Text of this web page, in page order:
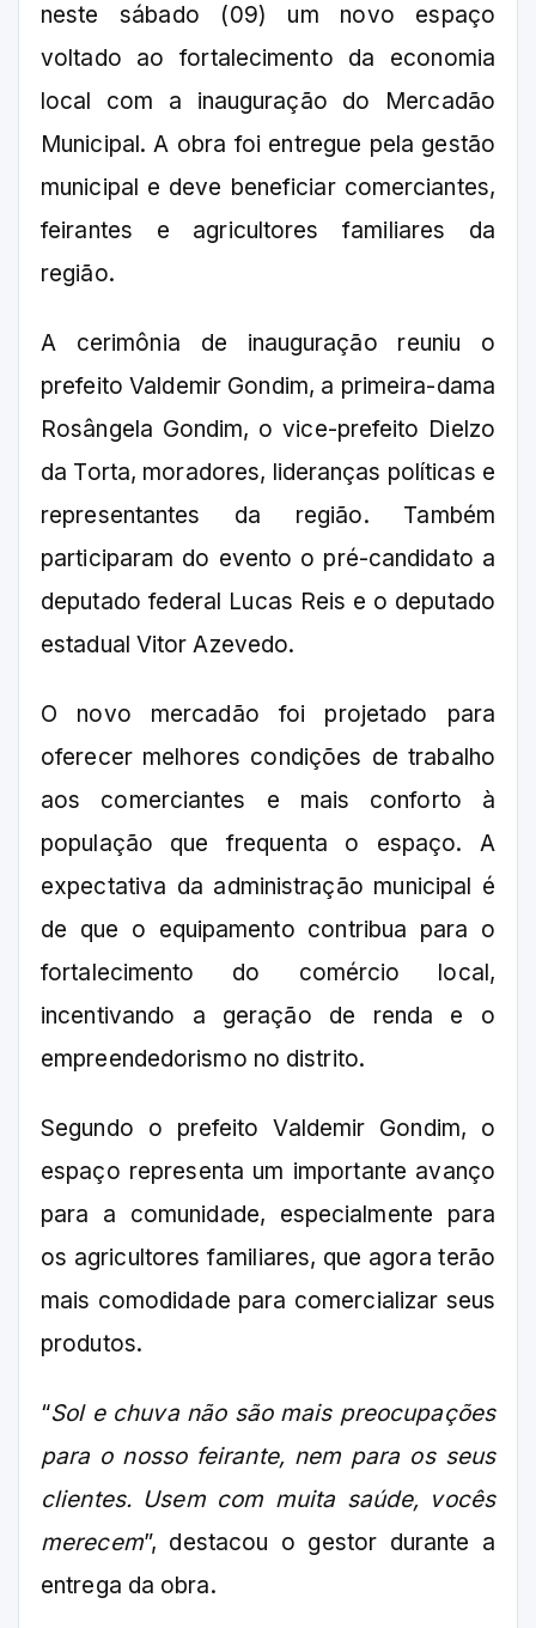
neste sábado (09) um novo espaço
voltado ao fortalecimento da economia
local com a inauguração do Mercadão
Municipal. A obra foi entregue pela gestão
municipal e deve beneficiar comerciantes,
feirantes e agricultores familiares da
região.
A cerimônia de inauguração reuniu o
prefeito Valdemir Gondim, a primeira-dama
Rosângela Gondim, o vice-prefeito Dielzo
da Torta, moradores, lideranças políticas e
representantes da região. Também
participaram do evento o pré-candidato a
deputado federal Lucas Reis e o deputado
estadual Vitor Azevedo.
O novo mercadão foi projetado para
oferecer melhores condições de trabalho
aos comerciantes e mais conforto à
população que frequenta o espaço. A
expectativa da administração municipal é
de que o equipamento contribua para o
fortalecimento do comércio local,
incentivando a geração de renda e o
empreendedorismo no distrito.
Segundo o prefeito Valdemir Gondim, o
espaço representa um importante avanço
para a comunidade, especialmente para
os agricultores familiares, que agora terão
mais comodidade para comercializar seus
produtos.
“Sol e chuva não são mais preocupações
para o nosso feirante, nem para os seus
clientes. Usem com muita saúde, vocês
merecem”, destacou o gestor durante a
entrega da obra.